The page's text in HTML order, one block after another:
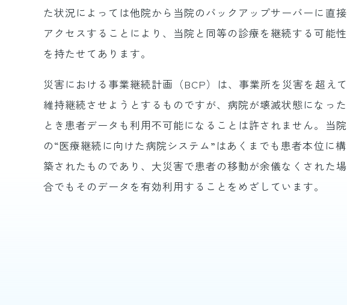
た状況によっては他院から当院のバックアップサーバーに直接
アクセスすることにより、当院と同等の診療を継続する可能性
を持たせてあります。
災害における事業継続計画（BCP）は、事業所を災害を超えて
維持継続させようとするものですが、病院が壊滅状態になった
とき患者データも利用不可能になることは許されません。当院
の“医療継続に向けた病院システム”はあくまでも患者本位に構
築されたものであり、大災害で患者の移動が余儀なくされた場
合でもそのデータを有効利用することをめざしています。